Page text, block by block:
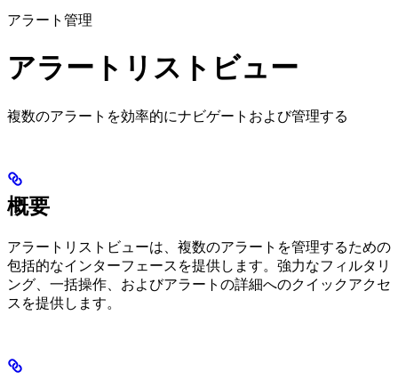
アラート管理
アラートリストビュー
複数のアラートを効率的にナビゲートおよび管理する
概要
アラートリストビューは、複数のアラートを管理するための
包括的なインターフェースを提供します。強力なフィルタリ
ング、一括操作、およびアラートの詳細へのクイックアクセ
スを提供します。